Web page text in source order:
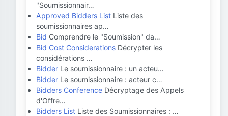
"Soumissionnair…
Approved Bidders List Liste des
soumissionnaires ap…
Bid Comprendre le "Soumission" da…
Bid Cost Considerations Décrypter les
considérations …
Bidder Le soumissionnaire : un acteu…
Bidder Le soumissionnaire : acteur c…
Bidders Conference Décryptage des Appels
d'Offre…
Bidders List Liste des Soumissionnaires : …